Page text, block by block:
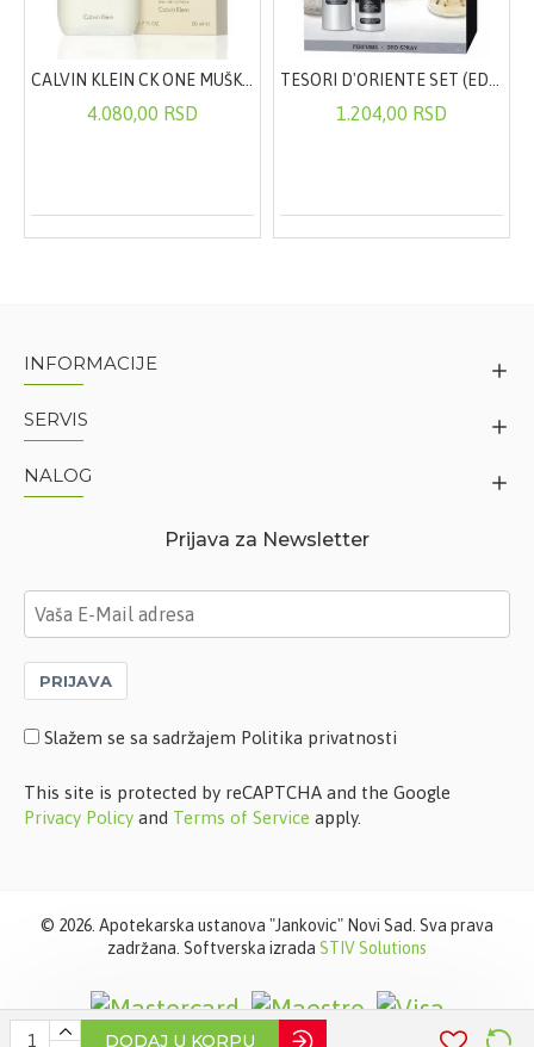
DODAJ U KORPU
4.080,00 RSD 1.204,00 RSD
INFORMACIJE
SERVIS
NALOG
Prijava za Newsletter
PRIJAVA
Slažem se sa sadržajem Politika privatnosti
This site is protected by reCAPTCHA and the Google
Privacy Policy and Terms of Service apply.
© 2026. Apotekarska ustanova "Jankovic" Novi Sad. Sva prava
zadržana. Softverska izrada STIV Solutions